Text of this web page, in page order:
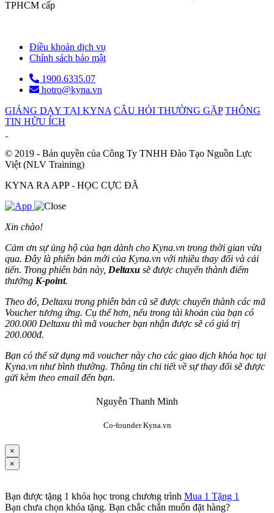
TPHCM cấp
Điều khoản dịch vụ
Chính sách bảo mật
1900.6335.07
hotro@kyna.vn
GIẢNG DẠY TẠI KYNA CÂU HỎI THƯỜNG GẶP THÔNG
TIN HỮU ÍCH
© 2019 - Bản quyền của Công Ty TNHH Đào Tạo Nguồn Lực
Việt (NLV Training)
KYNA RA APP - HỌC CỰC ĐÃ
Xin chào!
Cảm ơn sự ủng hộ của bạn dành cho Kyna.vn trong thời gian vừa
qua. Đây là phiên bản mới của Kyna.vn với nhiều thay đổi và cải
tiến. Trong phiên bản này, Deltaxu sẽ được chuyển thành điểm
thưởng K-point.
Theo đó, Deltaxu trong phiên bản cũ sẽ được chuyển thành các mã
Voucher tương ứng. Cụ thể hơn, nếu trong tài khoản của bạn có
200.000 Deltaxu thì mã voucher bạn nhận được sẽ có giá trị
200.000đ.
Bạn có thể sử dụng mã voucher này cho các giao dịch khóa học tại
Kyna.vn như bình thường. Thông tin chi tiết về sự thay đổi sẽ được
gửi kèm theo email đến bạn.
Nguyễn Thanh Minh
Co-founder Kyna.vn
×
×
Bạn được tặng 1 khóa học trong chương trình Mua 1 Tặng 1
Bạn chưa chọn khóa tặng. Bạn chắc chắn muốn đặt hàng?